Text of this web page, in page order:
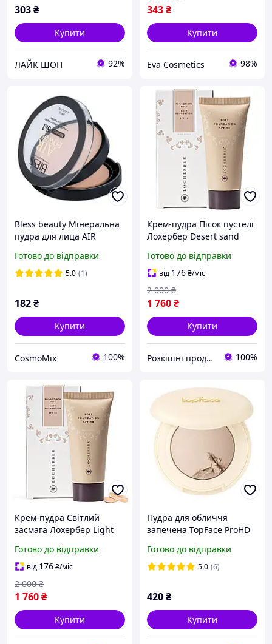
303₴
Купити
ЛАЙК ШОП 92%
343₴
Купити
Eva Cosmetics 98%
Bless beauty Мінеральна
пудра для лица AIR
Готово до відправки
5.0 (1)
182₴
Купити
CosmoMix 100%
Крем-пудра Пісок пустелі
Лохербер Desert sand
Швейцарія 35 мл
Готово до відправки
від 176₴/міс
1 760₴
2 000 ₴
Купити
Розкішні продукти для краси та здоров'я 4you4me 100%
Крем-пудра Світлий
засмага Лохербер Light
Швейцарія 35 мл
Готово до відправки
від 176₴/міс
1 760₴
2 000 ₴
Купити
Пудра для обличчя
запечена TopFace ProHD
002 Light Beige
Готово до відправки
5.0 (6)
420₴
Купити